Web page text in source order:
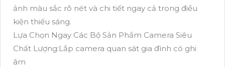
ảnh màu sắc rõ nét và chi tiết ngay cả trong điều
kiện thiếu sáng.
Lựa Chọn Ngay Các Bộ Sản Phẩm Camera Siêu
Chất Lượng:Lắp camera quan sát gia đình có ghi
âm